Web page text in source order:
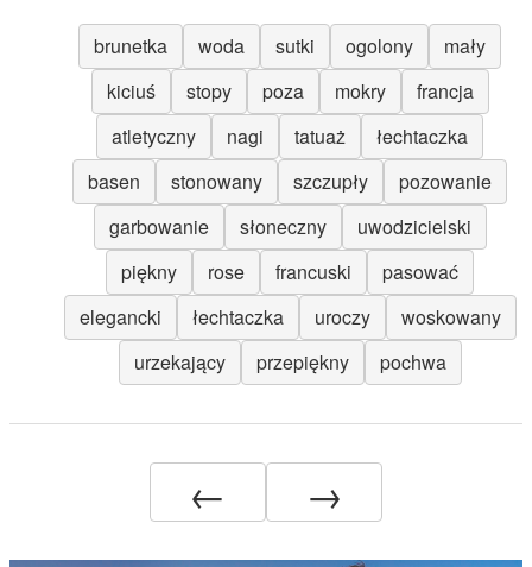
brunetka woda sutki ogolony
mały
kiciuś
stopy poza mokry
francja
atletyczny
nagi tatuaż
łechtaczka
basen
stonowany szczupły
pozowanie
garbowanie
słoneczny
uwodzicielski
piękny
rose francuski
pasować
elegancki
łechtaczka uroczy
woskowany
urzekający
przepiękny pochwa
← →